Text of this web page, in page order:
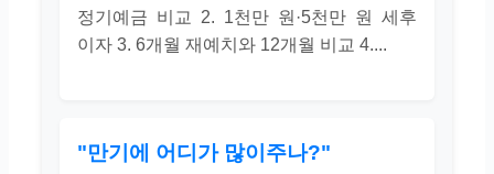
정기예금 비교 2. 1천만 원·5천만 원 세후
이자 3. 6개월 재예치와 12개월 비교 4....
"만기에 어디가 많이주나?"